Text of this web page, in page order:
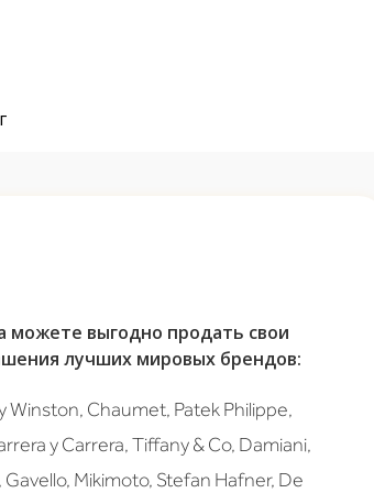
можете выгодно продать свои
лучших мировых брендов:
Winston, Chaumet, Patek Philippe,
y Carrera, Tiffany & Co, Damiani,
Mikimoto, Stefan Hafner, De